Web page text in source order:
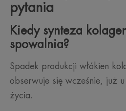
pytania
Kiedy synteza
spowalnia?
Spadek produkcji włókien
obserwuje się wcześnie, już
życia.